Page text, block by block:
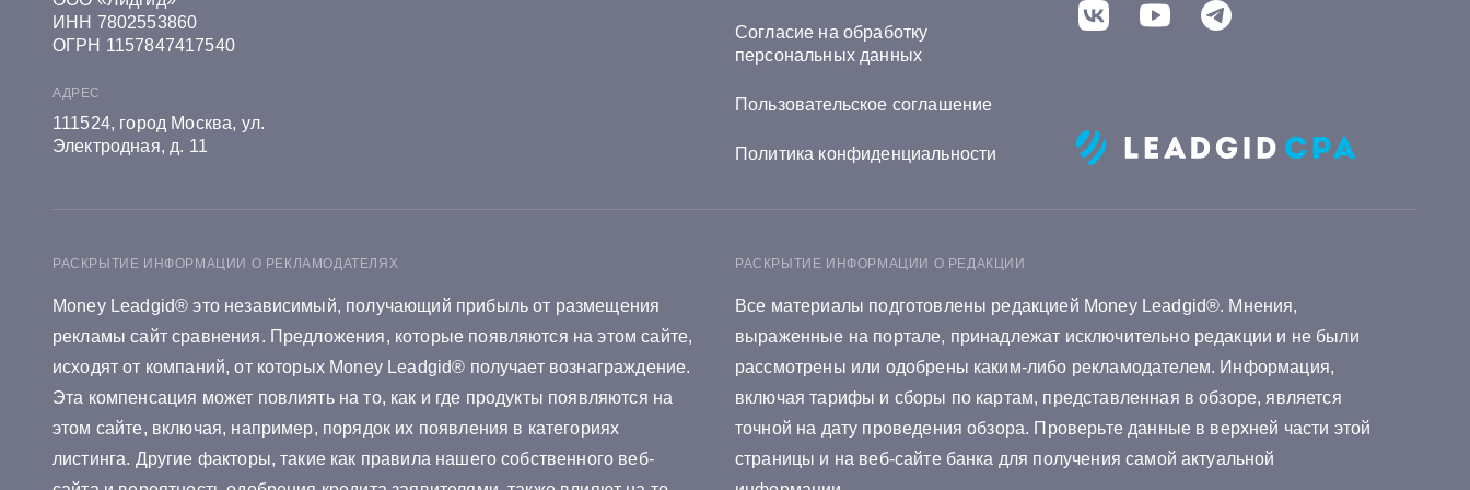
Онлайн заявка на кредит в Генбанке Онлайн заявка на кредит в Хоум Банке
Онлайн заявка на кредит в Кузнецкбизнесбанке
Онлайн заявка на кредит в МТС Банке Онлайн заявка на кредит в Алтынбанке
Онлайн заявка на кредит в Почта Банке
Онлайн заявка на кредит в Аресбанке Онлайн заявка на кредит в Росбанке
Онлайн заявка на кредит в Саровбизнесбанке Онлайн заявка на кредит в Солид Банке
Онлайн заявка на кредит в Совкомбанке
Онлайн заявка на кредит в
Ставропольпромстройбанке
Онлайн заявка на кредит в банке Аверс Онлайн заявка на кредит в Байкалкредобанке
ИНН 7802553860
ОГРН 1157847417540
АДРЕС
111524, город Москва, ул.
Электродная, д. 11
Согласие на обработку
персональных данных
Пользовательское соглашение
Политика конфиденциальности
РАСКРЫТИЕ ИНФОРМАЦИИ О РЕКЛАМОДАТЕЛЯХ
Money Leadgid® это независимый, получающий прибыль от размещения
рекламы сайт сравнения. Предложения, которые появляются на этом сайте,
исходят от компаний, от которых Money Leadgid® получает вознаграждение.
Эта компенсация может повлиять на то, как и где продукты появляются на
этом сайте, включая, например, порядок их появления в категориях
листинга. Другие факторы, такие как правила нашего собственного веб-
РАСКРЫТИЕ ИНФОРМАЦИИ О РЕДАКЦИИ
Все материалы подготовлены редакцией Money Leadgid®. Мнения,
выраженные на портале, принадлежат исключительно редакции и не были
рассмотрены или одобрены каким-либо рекламодателем. Информация,
включая тарифы и сборы по картам, представленная в обзоре, является
точной на дату проведения обзора. Проверьте данные в верхней части этой
страницы и на веб-сайте банка для получения самой актуальной